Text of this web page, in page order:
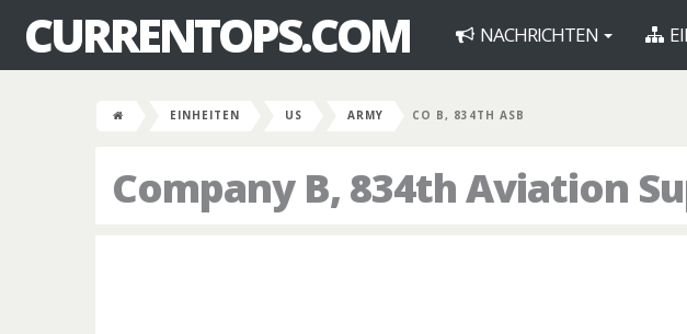
CURRENTOPS.COM NACHRICHTEN
EINHEITEN US ARMY CO B, 834TH ASB
Company B, 834th Aviation